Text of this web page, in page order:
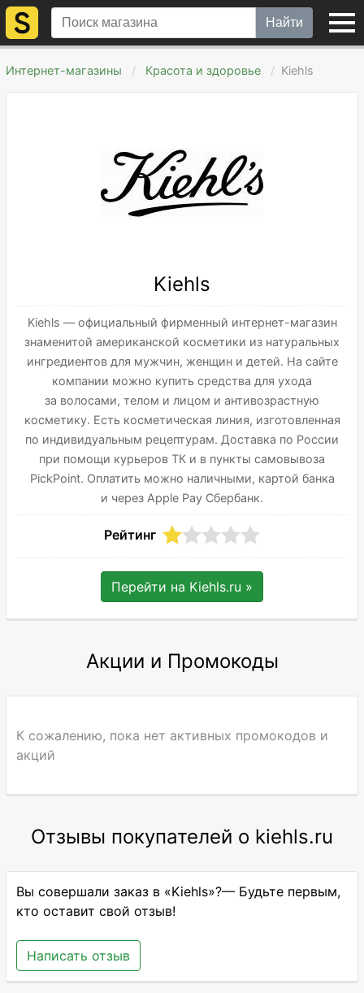
Найти
Интернет-магазины Красота и здоровье Kiehls
Kiehls
Kiehls — официальный фирменный интернет-магазин
знаменитой американской косметики из натуральных
ингредиентов для мужчин, женщин и детей. На сайте
компании можно купить средства для ухода
за волосами, телом и лицом и антивозрастную
косметику. Есть косметическая линия, изготовленная
по индивидуальным рецептурам. Доставка по России
при помощи курьеров ТК и в пункты самовывоза
PickPoint. Оплатить можно наличными, картой банка
и через Apple Pay Сбербанк.
Рейтинг
Перейти на Kiehls.ru »
Акции и Промокоды
К сожалению, пока нет активных промокодов и
акций
Отзывы покупателей о kiehls.ru
Вы совершали заказ в «Kiehls»?— Будьте первым,
кто оставит свой отзыв!
Написать отзыв